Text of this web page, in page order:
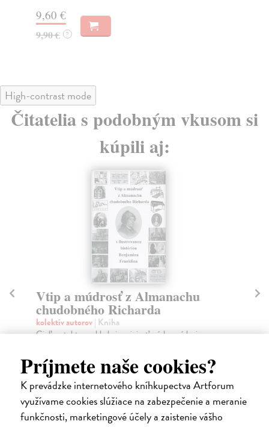
Príjmete naše cookies?
K prevádzke internetového kníhkupectva Artforum
využívame cookies slúžiace na zabezpečenie a meranie
funkčnosti, marketingové účely a zaistenie vášho
9,60 €
9,90 € ?
High-contrast mode
Čitatelia s podobným vkusom si
kúpili aj:
Vtip a múdrosť z Almanachu
chudobného Richarda
kolektív autorov| Kniha
Cieľom tohto prekladu je priniesť múdre príslovia
Do 4 dní
9,70 €
10,00 € ?